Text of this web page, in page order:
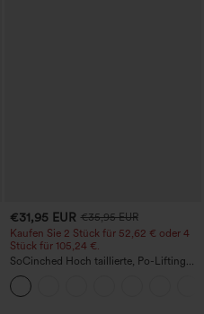
€31,95 EUR €35,95 EUR
Kaufen Sie 2 Stück für 52,62 € oder 4
Stück für 105,24 €.
SoCinched Hoch taillierte, Po-Lifting
7/8-Trainingsleggings mit
Bauchkontrolle und Seitentaschen